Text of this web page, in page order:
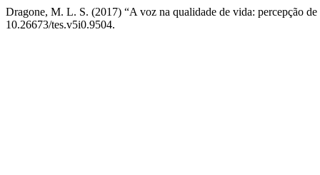
Dragone, M. L. S. (2017) “A voz na qualidade de vida: percepção
10.26673/tes.v5i0.9504.